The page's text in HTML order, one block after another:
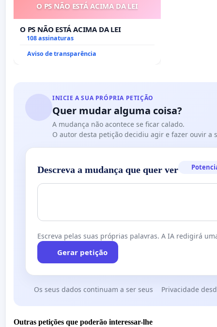
O PS NÃO ESTÁ ACIMA DA LEI
O PS NÃO ESTÁ ACIMA DA LEI
108 assinaturas
Aviso de transparência
INICIE A SUA PRÓPRIA PETIÇÃO
Quer mudar alguma coisa?
A mudança não acontece se ficar calado.
O autor desta petição decidiu agir e fazer ouvir a
Descreva a mudança que quer ver
Escreva pelas suas próprias palavras. A IA redigirá
Gerar petição
Os seus dados continuam a ser seus Privacidade
Outras petições que poderão interessar-lhe